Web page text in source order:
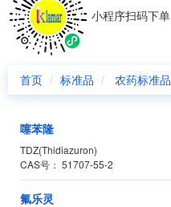
小程序扫码下单
首页 标准品 农药标准品
噻苯隆
TDZ(Thidiazuron)
CAS号： 51707-55-2
氟乐灵